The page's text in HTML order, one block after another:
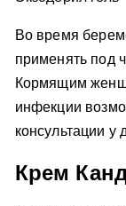
Во время
применять под
Кормящим
инфекции
консультации у
Крем